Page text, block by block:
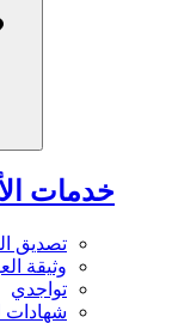
خدمات
تصديق
وثيقة
تواجدي
شهادات